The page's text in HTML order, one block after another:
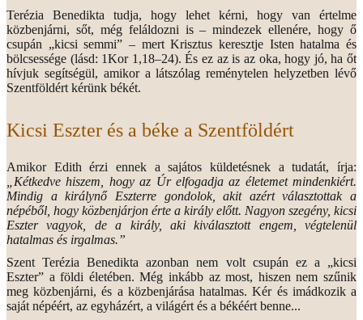
Terézia Benedikta tudja, hogy lehet kérni, hogy van értelme
közbenjárni, sőt, még feláldozni is – mindezek ellenére, hogy ő
csupán „kicsi semmi” – mert Krisztus keresztje Isten hatalma és
bölcsessége (lásd: 1Kor 1,18–24). És ez az is az oka, hogy jó, ha őt
hívjuk segítségül, amikor a látszólag reménytelen helyzetben lévő
Szentföldért kérünk békét.
Kicsi Eszter és a béke a Szentföldért
Amikor Edith érzi ennek a sajátos küldetésnek a tudatát, írja:
„Kétkedve hiszem, hogy az Úr elfogadja az életemet mindenkiért.
Mindig a királynő Eszterre gondolok, akit azért választottak a
népéből, hogy közbenjárjon érte a király előtt. Nagyon szegény, kicsi
Eszter vagyok, de a király, aki kiválasztott engem, végtelenül
hatalmas és irgalmas.”
Szent Terézia Benedikta azonban nem volt csupán ez a „kicsi
Eszter” a földi életében. Még inkább az most, hiszen nem szűnik
meg közbenjárni, és a közbenjárása hatalmas. Kér és imádkozik a
saját népéért, az egyházért, a világért és a békéért benne...